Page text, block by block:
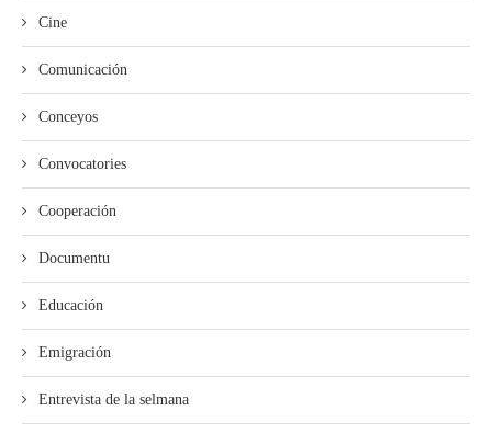
Cine
Comunicación
Conceyos
Convocatories
Cooperación
Documentu
Educación
Emigración
Entrevista de la selmana